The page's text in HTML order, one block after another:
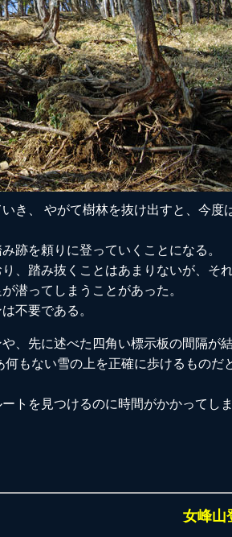
き、 やがて樹林を抜け出すと、今度
跡を頼りに登っていくことになる。
、踏み抜くことはあまりないが、そ
潜ってしまうことがあった。
不要である。
、先に述べた四角い標示板の間隔が
もない雪の上を正確に歩けるものだ
トを見つけるのに時間がかかってしま
女峰山